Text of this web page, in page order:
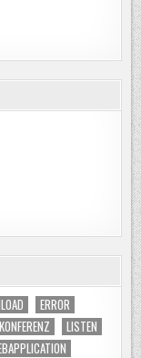
ERROR
KONFERENZ
LISTEN